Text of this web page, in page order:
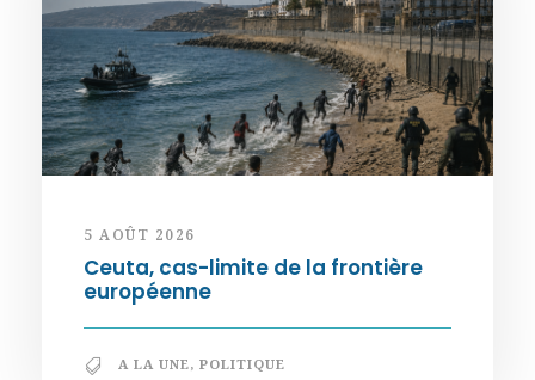
5 AOÛT 2026
Ceuta, cas-limite de la frontière
européenne
A LA UNE, POLITIQUE